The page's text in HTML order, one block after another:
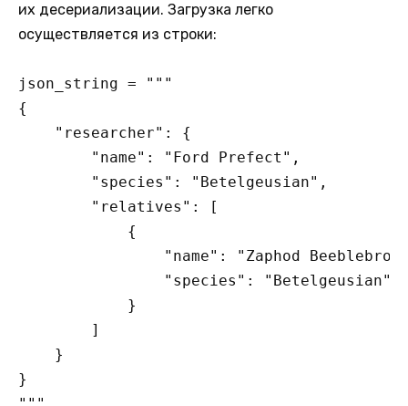
их десериализации. Загрузка легко
осуществляется из строки:
json_string = """
{
"researcher": {
"name": "Ford Prefect",
"species": "Betelgeusian",
"relatives": [
{
"name": "Zaphod
"species": "Betelgeusian"
}
]
}
}